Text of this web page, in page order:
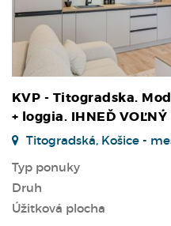
KVP - Titogradska.
+ loggia. IHNEĎ VOĽNÝ
Titogradská, Košice -
Typ ponuky
Druh
Úžitková plocha